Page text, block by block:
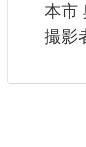
本市
撮影